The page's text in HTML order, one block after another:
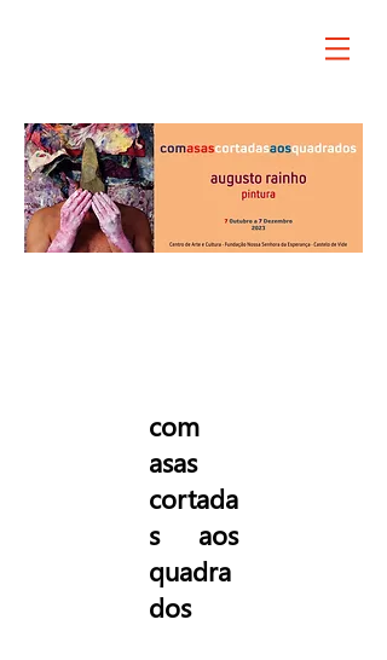
com
asas
cortada
s aos
quadra
dos